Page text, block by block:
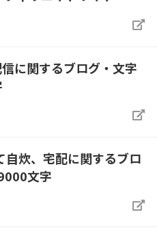
に関するブログ・文字
自炊、宅配に関するブロ
文字